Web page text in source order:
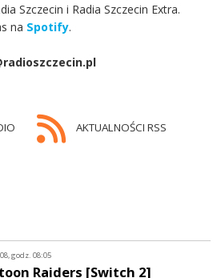
Szczecin i Radia Szczecin Extra.
na Spotify.
AKTUALNOŚCI RSS
godz. 08:05
Raiders [Switch 2]